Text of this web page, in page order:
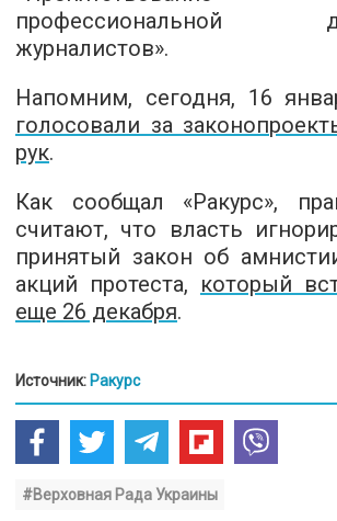
профессиональной
журналистов».
Напомним, сегодня, 16
голосовали за
рук.
Как сообщал «Ракурс»,
считают, что власть
принятый закон об
акций протеста, который
еще 26 декабря.
Источник: Ракурс
#Верховная Рада Украины